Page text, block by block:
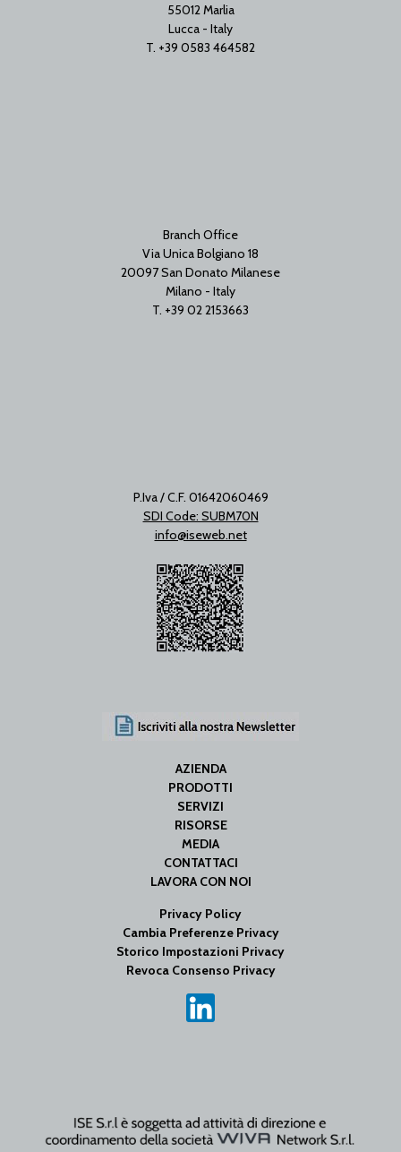
55012 Marlia
Lucca - Italy
T. +39 0583 464582
Branch Office
Via Unica Bolgiano 18
20097 San Donato Milanese
Milano - Italy
T. +39 02 2153663
P.Iva / C.F. 01642060469
SDI Code: SUBM70N
info@iseweb.net
AZIENDA
PRODOTTI
SERVIZI
RISORSE
MEDIA
CONTATTACI
LAVORA CON NOI
Privacy Policy
Cambia Preferenze Privacy
Storico Impostazioni Privacy
Revoca Consenso Privacy